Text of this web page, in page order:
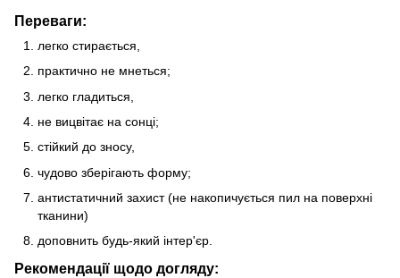
Переваги:
легко стирається,
практично не мнеться;
легко гладиться,
не вицвітає на сонці;
стійкий до зносу,
чудово зберігають форму;
антистатичний захист (не накопичується пил на поверхні
тканини)
доповнить будь-який інтер'єр.
Рекомендації щодо догляду: